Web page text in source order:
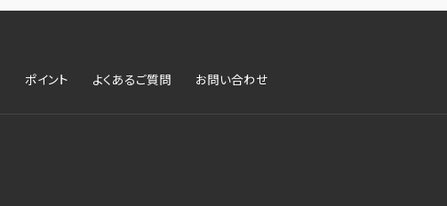
ポイント よくあるご質問 お問い合わせ